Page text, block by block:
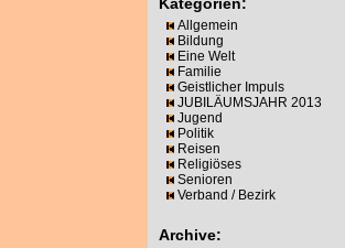
Allgemein
Bildung
Eine Welt
Familie
Geistlicher Impuls
JUBILÄUMSJAHR 2013
Jugend
Politik
Reisen
Religiöses
Senioren
Verband / Bezirk
Archive: